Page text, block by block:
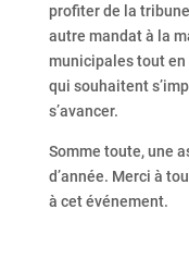
profiter de la
autre mandat à la
municipales tout
qui souhaitent
s’avancer.
Somme toute, une
d’année. Merci à
à cet événement.